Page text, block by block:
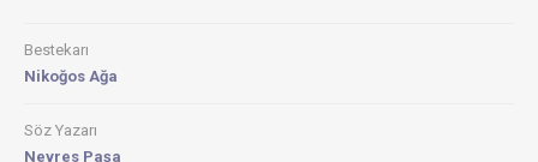
Bestekarı
Nikoğos Ağa
Söz Yazarı
Nevres Paşa